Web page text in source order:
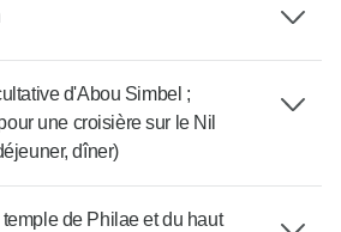
d'Abou Simbel ;
une croisière sur le Nil
dîner)
de Philae et du haut